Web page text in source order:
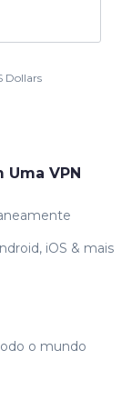
Dollars
Uma VPN
iOS & mais
o mundo